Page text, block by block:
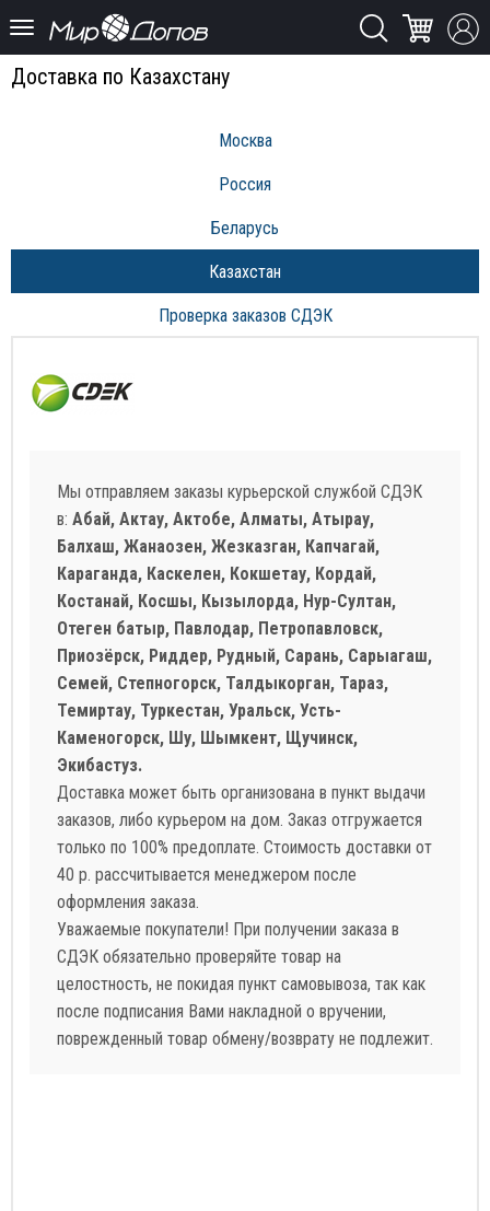
Доставка по Казахстану
Москва
Россия
Беларусь
Казахстан
Проверка заказов СДЭК
Мы отправляем заказы курьерской службой СДЭК
в: Абай, Актау, Актобе, Алматы, Атырау,
Балхаш, Жанаозен, Жезказган, Капчагай,
Караганда, Каскелен, Кокшетау, Кордай,
Костанай, Косшы, Кызылорда, Нур-Султан,
Отеген батыр, Павлодар, Петропавловск,
Приозёрск, Риддер, Рудный, Сарань, Сарыагаш,
Семей, Степногорск, Талдыкорган, Тараз,
Темиртау, Туркестан, Уральск, Усть-
Каменогорск, Шу, Шымкент, Щучинск,
Экибастуз.
Доставка может быть организована в пункт выдачи
заказов, либо курьером на дом. Заказ отгружается
только по 100% предоплате. Стоимость доставки от
40 р. рассчитывается менеджером после
оформления заказа.
Уважаемые покупатели! При получении заказа в
СДЭК обязательно проверяйте товар на
целостность, не покидая пункт самовывоза, так как
после подписания Вами накладной о вручении,
поврежденный товар обмену/возврату не подлежит.